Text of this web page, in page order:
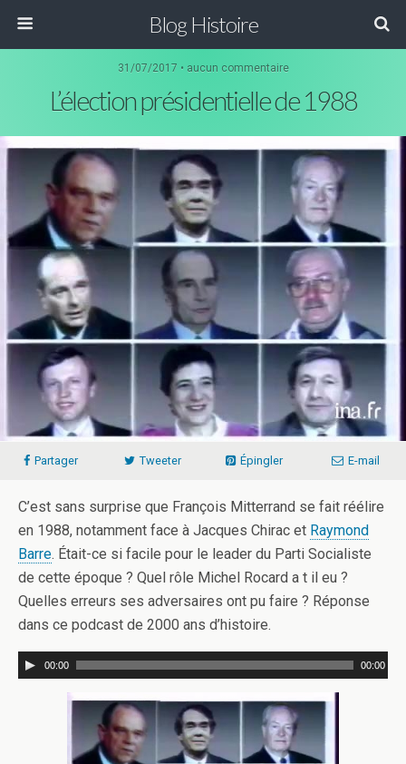
Blog Histoire
31/07/2017 • aucun commentaire
L’élection présidentielle de 1988
Partager Tweeter Épingler E-mail
C’est sans surprise que François Mitterrand se fait réélire
en 1988, notamment face à Jacques Chirac et Raymond
Barre. Était-ce si facile pour le leader du Parti Socialiste
de cette époque ? Quel rôle Michel Rocard a t il eu ?
Quelles erreurs ses adversaires ont pu faire ? Réponse
dans ce podcast de 2000 ans d’histoire.
00:00 00:00